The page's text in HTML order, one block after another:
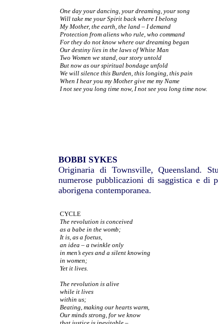
One day your dancing, your dreaming, your song
Will take me your Spirit back where I belong
My Mother, the earth, the land – I demand
Protection from aliens who rule, who command
For they do not know where our dreaming began
Our destiny lies in the laws of White Man
Two Women we stand, our story untold
But now as our spiritual bondage unfold
We will silence this Burden, this longing, this pain
When I hear you my Mother give me my Name
I not see you long time now, I not see you long time now.
BOBBI SYKES
Originaria di Townsville, Queensland.
numerose pubblicazioni di saggistica e di
aborigena contemporanea.
CYCLE
The revolution is conceived
as a babe in the womb;
It is, as a foetus,
an idea – a twinkle only
in men’s eyes and a silent knowing
in women;
Yet it lives.
The revolution is alive
while it lives
within us;
Beating, making our hearts warm,
Our minds strong, for we know